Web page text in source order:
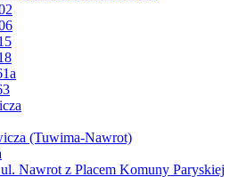
(Tuwima-Nawrot)
ul. Nawrot z Placem Komuny Paryskiej